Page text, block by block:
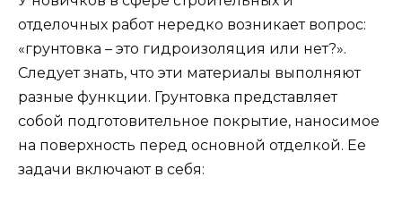
отделочных работ нередко возникает вопрос:
«грунтовка – это гидроизоляция или нет?».
Следует знать, что эти материалы выполняют
разные функции. Грунтовка представляет
собой подготовительное покрытие, наносимое
на поверхность перед основной отделкой. Ее
задачи включают в себя: